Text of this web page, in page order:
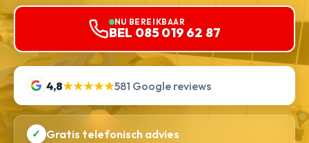
NU BEREIKBAAR
BEL 085 019 62 87
4,8★★★★★581 Google reviews
✓ Gratis telefonisch advies